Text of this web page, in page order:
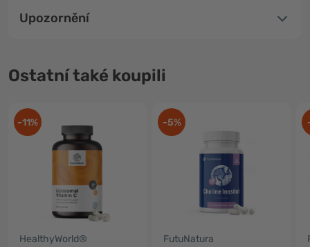
Upozornění
Ostatní také koupili
-11%
HealthyWorld®
-5%
FutuNatura